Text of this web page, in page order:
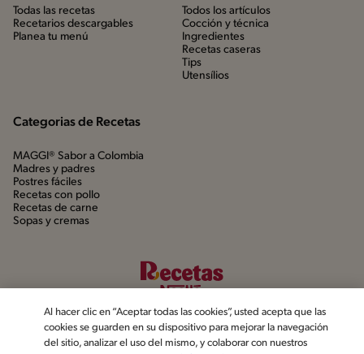
Todas las recetas
Recetarios descargables
Planea tu menú
Todos los artículos
Cocción y técnica
Ingredientes
Recetas caseras
Tips
Utensílios
Categorias de Recetas
MAGGI® Sabor a Colombia
Madres y padres
Postres fáciles
Recetas con pollo
Recetas de carne
Sopas y cremas
Al hacer clic en “Aceptar todas las cookies”, usted acepta que las
cookies se guarden en su dispositivo para mejorar la navegación
del sitio, analizar el uso del mismo, y colaborar con nuestros